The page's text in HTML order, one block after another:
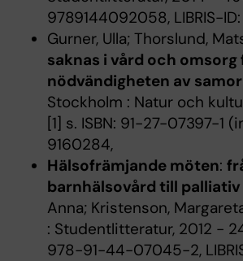
9789144092058, LIBRIS-
Gurner, Ulla; Thorslund,
saknas i vård och omsorg
nödvändigheten av
Stockholm : Natur och
[1] s. ISBN: 91-27-07397-1
9160284,
Hälsofrämjande möten:
barnhälsovård till palliativ
Anna; Kristenson,
: Studentlitteratur, 2012 -
978-91-44-07045-2,